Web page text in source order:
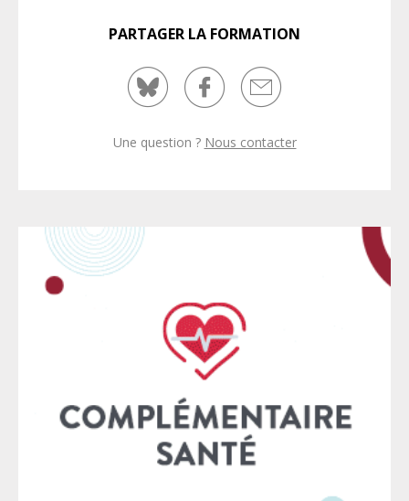
PARTAGER LA FORMATION
Une question ? Nous contacter